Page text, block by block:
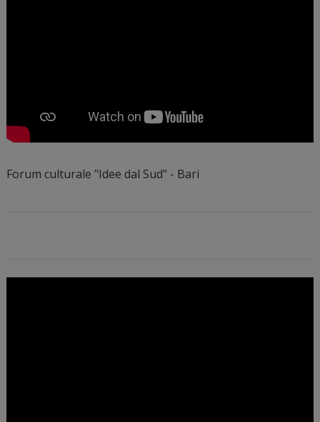
Forum culturale "Idee dal Sud" - Bari